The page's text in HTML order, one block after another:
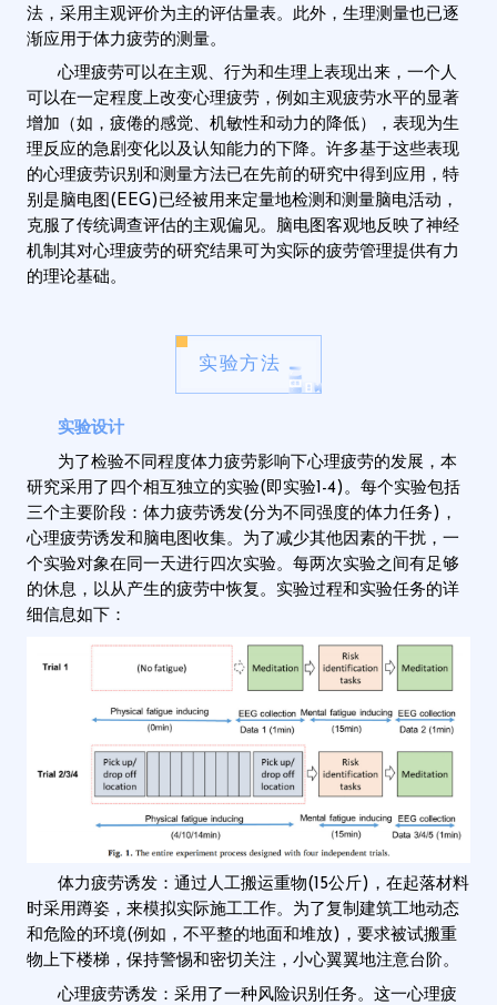
法，采用主观评价为主的评估量表。此外，生理测量也已逐
渐应用于体力疲劳的测量。
心理疲劳可以在主观、行为和生理上表现出来，一个人
可以在一定程度上改变心理疲劳，例如主观疲劳水平的显著
增加（如，疲倦的感觉、机敏性和动力的降低），表现为生
理反应的急剧变化以及认知能力的下降。许多基于这些表现
的心理疲劳识别和测量方法已在先前的研究中得到应用，特
别是脑电图(EEG)已经被用来定量地检测和测量脑电活动，
克服了传统调查评估的主观偏见。脑电图客观地反映了神经
机制其对心理疲劳的研究结果可为实际的疲劳管理提供有力
的理论基础。
实验方法
实验设计
为了检验不同程度体力疲劳影响下心理疲劳的发展，本
研究采用了四个相互独立的实验(即实验1-4)。每个实验包括
三个主要阶段：体力疲劳诱发(分为不同强度的体力任务)，
心理疲劳诱发和脑电图收集。为了减少其他因素的干扰，一
个实验对象在同一天进行四次实验。每两次实验之间有足够
的休息，以从产生的疲劳中恢复。实验过程和实验任务的详
细信息如下：
体力疲劳诱发：通过人工搬运重物(15公斤)，在起落材料
时采用蹲姿，来模拟实际施工工作。为了复制建筑工地动态
和危险的环境(例如，不平整的地面和堆放)，要求被试搬重
物上下楼梯，保持警惕和密切关注，小心翼翼地注意台阶。
心理疲劳诱发：采用了一种风险识别任务。这一心理疲